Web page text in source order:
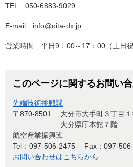
TEL 050-6883-9029
E-mail info@oita-dx.jp
営業時間 平日9：00～17：00（土日祝
このページに関するお問い
先端技術挑戦課
〒870-8501
大分市大手町３丁目
大分県庁本館７階
航空産業振興班
Tel：097-506-2475
Fax：097-
お問い合わせはこちらから